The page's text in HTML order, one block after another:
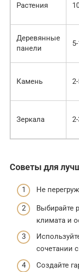
Растения
Деревянные
панели
Камень
Зеркала
Советы для
Не
Выбирайте
климата и
сочетании
Создайте